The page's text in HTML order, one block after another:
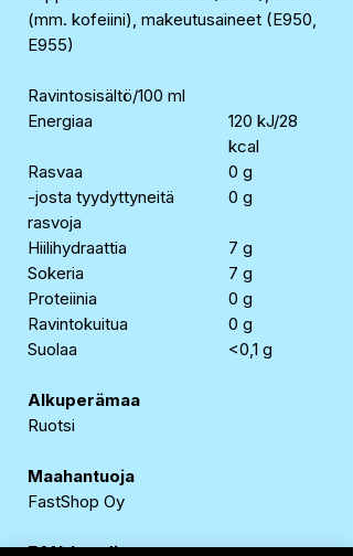
(mm. kofeiini), makeutusaineet (E950,
E955)
Ravintosisältö/100 ml
Energiaa
120 kJ/28
kcal
Rasvaa
0 g
-josta tyydyttyneitä
rasvoja
0 g
Hiilihydraattia
7 g
Sokeria
7 g
Proteiinia
0 g
Ravintokuitua
0 g
Suolaa
<0,1 g
Alkuperämaa
Ruotsi
Maahantuoja
FastShop Oy